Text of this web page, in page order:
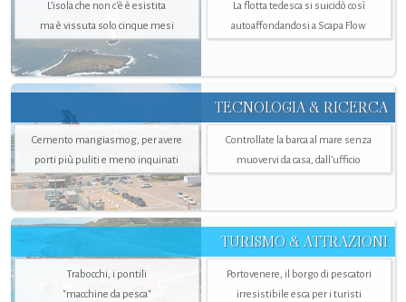
L’isola che non c'è è esistita
ma è vissuta solo cinque mesi
La flotta tedesca si suicidò così
autoaffondandosi a Scapa Flow
TECNOLOGIA & RICERCA
Cemento mangiasmog, per avere
porti più puliti e meno inquinati
Controllate la barca al mare senza
muovervi da casa, dall’ufficio
TURISMO & ATTRAZIONI
Trabocchi, i pontili
"macchine da pesca"
Portovenere, il borgo di pescatori
irresistibile esca per i turisti